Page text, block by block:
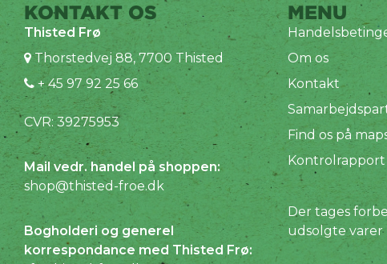
KONTAKT OS
Thisted Frø
Thorstedvej 88, 7700 Thisted
+ 45 97 92 25 66
CVR: 39275953
Mail vedr. handel på shoppen:
shop@thisted-froe.dk
Bogholderi og generel
korrespondance med Thisted Frø:
MENU
Om os
Kontakt
Find os på
Kontrolrapport
Der tages
udsolgte varer